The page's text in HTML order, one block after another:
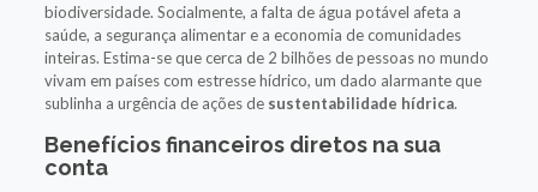
biodiversidade. Socialmente, a falta de água potável afeta a
saúde, a segurança alimentar e a economia de comunidades
inteiras. Estima-se que cerca de 2 bilhões de pessoas no mundo
vivam em países com estresse hídrico, um dado alarmante que
sublinha a urgência de ações de sustentabilidade hídrica.
Benefícios financeiros diretos na sua
conta